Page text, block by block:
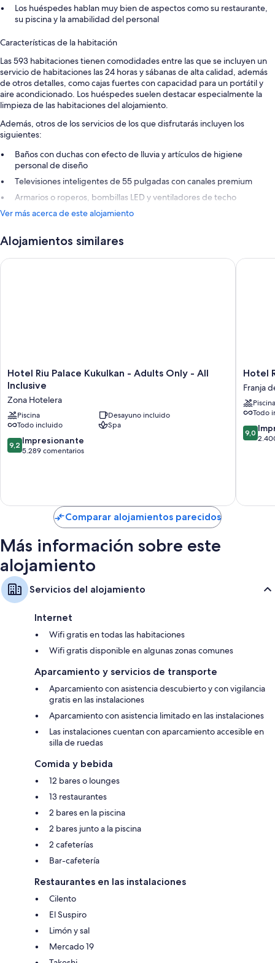
Los huéspedes hablan muy bien de aspectos como su restaurante,
su piscina y la amabilidad del personal
Características de la habitación
Las 593 habitaciones tienen comodidades entre las que se incluyen un
servicio de habitaciones las 24 horas y sábanas de alta calidad, además
de otros detalles, como cajas fuertes con capacidad para un portátil y
aire acondicionado. Los huéspedes suelen destacar especialmente la
limpieza de las habitaciones del alojamiento.
Además, otros de los servicios de los que disfrutarás incluyen los
siguientes:
Baños con duchas con efecto de lluvia y artículos de higiene
personal de diseño
Televisiones inteligentes de 55 pulgadas con canales premium
Armarios o roperos, bombillas LED y ventiladores de techo
Ver más acerca de este alojamiento
Alojamientos similares
Hotel
Riu
Kukulkan
-
Adults
Only
-
Hotel Riu Palace Kukulkan - Adults Only - All
Inclusive
Zona Hotelera
Piscina
Desayuno incluido
Todo incluido
Spa
9.2
sobre
9,2 Impresionante
5.289 comentarios
Hotel Riu Palace Kukulkan - Adults Only - All Inclusive
Hotel
Riu
Latino
-
Adults
Only
-
de
Hotel
Franja
Piscina
Todo
9.0
sobre
9,0
Hotel
Comparar alojamientos parecidos
Más información sobre este
alojamiento
Servicios del alojamiento
Internet
Wifi gratis en todas las habitaciones
Wifi gratis disponible en algunas zonas comunes
Aparcamiento y servicios de transporte
Aparcamiento con asistencia descubierto y con vigilancia
gratis en las instalaciones
Aparcamiento con asistencia limitado en las instalaciones
Las instalaciones cuentan con aparcamiento accesible en
silla de ruedas
Comida y bebida
12 bares o lounges
13 restaurantes
2 bares en la piscina
2 bares junto a la piscina
2 cafeterías
Bar-cafetería
Restaurantes en las instalaciones
Cilento
El Suspiro
Limón y sal
Mercado 19